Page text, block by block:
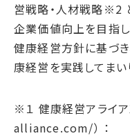
サステナブルファイ
GRIスタンダード対照
統合報告書ダウンロ
営戦略・人材戦略※2
企業価値向上を目指
健康経営方針に基づ
康経営を実践してまい
※１ 健康経営アライ
alliance.com/） ：